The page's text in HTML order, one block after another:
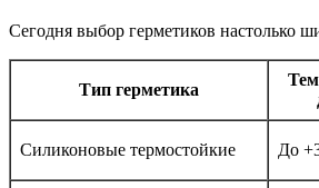
Сегодня выбор герметиков настолько
Тип герметика
Силиконовые термостойкие До